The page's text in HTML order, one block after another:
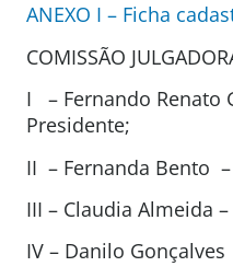
ANEXO I – Ficha
COMISSÃO
I – Fernando Renato
Presidente;
II – Fernanda Bento
III – Claudia Almeida
IV – Danilo